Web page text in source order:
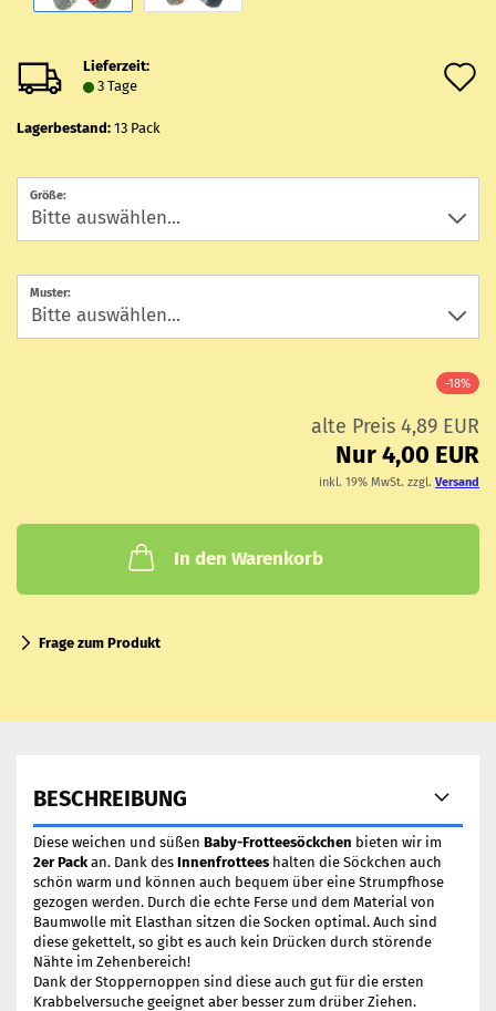
Lieferzeit:
3 Tage
Lagerbestand: 13 Pack
Größe:
Muster:
-18%
alte Preis 4,89 EUR
Nur 4,00 EUR
inkl. 19% MwSt. zzgl. Versand
In den Warenkorb
Frage zum Produkt
BESCHREIBUNG
Diese weichen und süßen Baby-Frotteesöckchen bieten wir im
2er Pack an. Dank des Innenfrottees halten die Söckchen auch
schön warm und können auch bequem über eine Strumpfhose
gezogen werden. Durch die echte Ferse und dem Material von
Baumwolle mit Elasthan sitzen die Socken optimal. Auch sind
diese gekettelt, so gibt es auch kein Drücken durch störende
Nähte im Zehenbereich!
Dank der Stoppernoppen sind diese auch gut für die ersten
Krabbelversuche geeignet aber besser zum drüber Ziehen.